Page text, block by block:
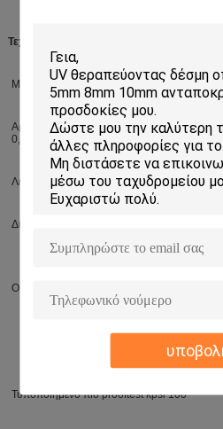
Τεχνικά στοιχεία
Μήκος κύματος/φασματική σειρά HUV
Αριθμητικό άνοιγμα (NA) 0,37 ± 0,02 |
0,02
Λειτουργούσα θερμοκρασία -40 έως +150
Διάμετρος πυρήνων διαθέσιμη από 100 έως
OH ικανοποιημένο HUV: Υψηλός
Τυποποιημένο πιό prooftest kpsi 100